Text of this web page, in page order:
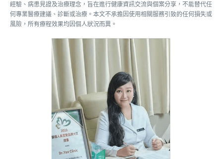
經驗、病患見證及治療理念，旨在進行健康資訊交流與個案分享，不能替代任
何專業醫療建議、診斷或治療。本文不承擔因使用相關服務引致的任何損失或
風險，所有療程效果均因個人狀況而異。